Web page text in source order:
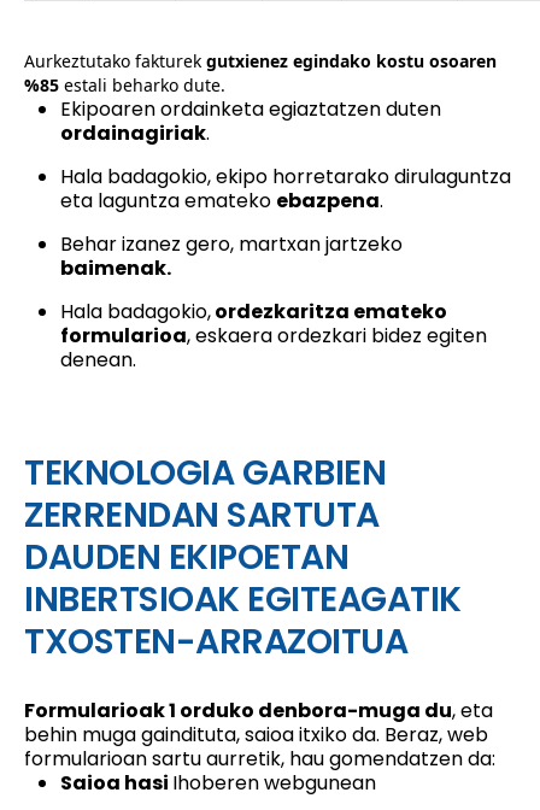
Aurkeztutako fakturek gutxienez egindako kostu osoaren
%85 estali beharko dute.
Ekipoaren ordainketa egiaztatzen duten
ordainagiriak.
Hala badagokio, ekipo horretarako dirulaguntza
eta laguntza emateko ebazpena.
Behar izanez gero, martxan jartzeko
baimenak.
Hala badagokio,ordezkaritza emateko
formularioa, eskaera ordezkari bidez egiten
denean.
TEKNOLOGIA GARBIEN
ZERRENDAN SARTUTA
DAUDEN EKIPOETAN
INBERTSIOAK EGITEAGATIK
TXOSTEN-ARRAZOITUA
Formularioak 1 orduko denbora-muga du, eta
behin muga gaindituta, saioa itxiko da. Beraz, web
formularioan sartu aurretik, hau gomendatzen da:
Saioa hasi Ihoberen webgunean